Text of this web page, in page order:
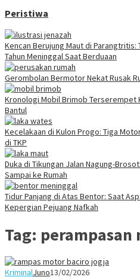
Peristiwa
Kencan Berujung Maut di Parangtritis:
Tahun Meninggal Saat Berduaan
Gerombolan Bermotor Nekat Rusak
Kronologi Mobil Brimob Terserempet
Bantul
Kecelakaan di Kulon Progo: Tiga
di TKP
Duka di Tikungan Jalan Nagung-
Sampai ke Rumah
Tidur Panjang di Atas Bentor: Saat
Kepergian Pejuang Nafkah
Tag: perampasan
KriminalJuno13/02/2026